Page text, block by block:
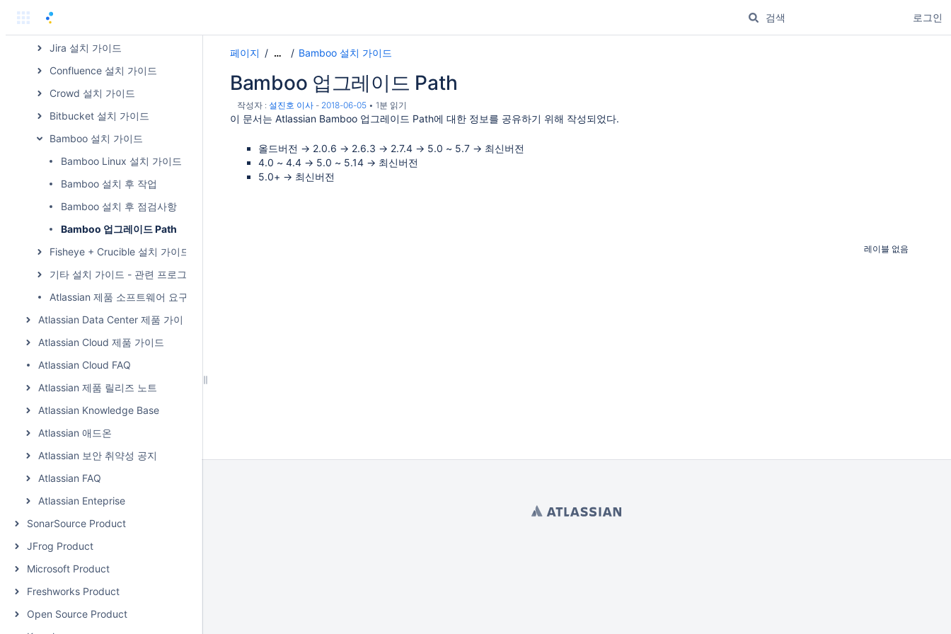
로그인
Atlassian 애플리케이션에서 사용하는 포트
Jira 설치 가이드
Confluence 설치 가이드
Crowd 설치 가이드
Bitbucket 설치 가이드
Bamboo 설치 가이드
Bamboo Linux 설치 가이드
Bamboo 설치 후 작업
Bamboo 설치 후 점검사항
Bamboo 업그레이드 Path
Fisheye + Crucible 설치 가이드
기타 설치 가이드 - 관련 프로그램
Atlassian 제품 소프트웨어 요구사항
Atlassian Data Center 제품 가이드
Atlassian Cloud 제품 가이드
Atlassian Cloud FAQ
Atlassian 제품 릴리즈 노트
Atlassian Knowledge Base
Atlassian 애드온
Atlassian 보안 취약성 공지
Atlassian FAQ
Atlassian Enteprise
SonarSource Product
JFrog Product
Microsoft Product
Freshworks Product
Open Source Product
페이지 … Bamboo 설치 가이드
Bamboo 업그레이드 Path
작성자 : 설진호 이사 - 2018-06-05 1분 읽기
이 문서는 Atlassian Bamboo 업그레이드 Path에 대한 정보를 공유하기 위해 작성되었다.
올드버전 → 2.0.6 → 2.6.3 → 2.7.4 → 5.0 ~ 5.7 → 최신버전
4.0 ~ 4.4 → 5.0 ~ 5.14 → 최신버전
5.0+ → 최신버전
레이블 없음